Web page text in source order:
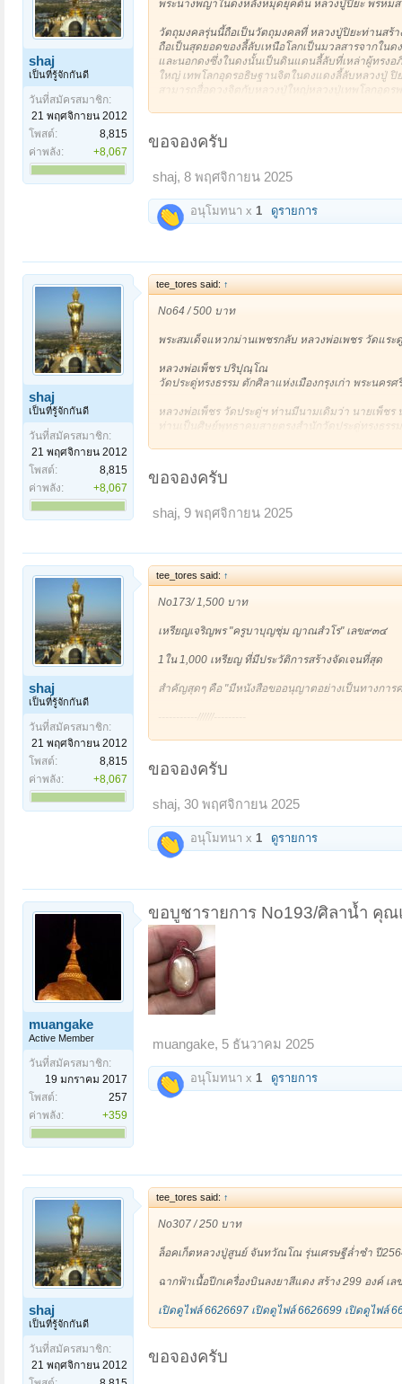
shaj
เป็นที่รู้จักกันดี
วันที่สมัครสมาชิก:
21 พฤศจิกายน 2012
โพสต์:
8,815
ค่าพลัง:
+8,067
พระนางพญาในดงหลังหมุดยุคต้น หลวงปู่ปิยะ พรหม
วัตถุมงคลรุ่นนี้ถือเป็นวัตถุมงคลที่ หลวงปู่ปิยะท่านสร้
ถือเป็นสุดยอดของลี้ลับเหนือโลกเป็นมวลสารจากใน
และนอกดงซึ่งในดงนั้นเป็นดินแดนลี้ลับที่เหล่าผู้ทรง
ใหญ่ เทพโลกอุดรอธิษฐานจิตในดงแดงลี้ลับหลวงปู่ ปิ
สามารถสื่อดวงจิตกับหลวงปู่ใหญ่หลวงปู่เทพโลกอุดร
นี้เป็นวัดที่มีเรื่องราวเล่าขานกันมายาวนานว่าครั้งหนึ่
แพร่และยืนยันว่าเหตุการณ์เหล่านี้เคยเกิดขึ้นจริงที่
ฉบับและยังมีผู้คนที่มีความเกี่ยวข้องกับพระอริยสงฆ์ลึ
คันธรัตฆราวาสศิษย์ในสายวิชาในดง ท่านก็ยืนยันกา
อุดรนำวัตถุมงคลเหล่านั้นไปอธิษฐานจิตปลุกเสกในโ
เปิดดูไฟล์ 6613386
ขอจองครับ
shaj, 8 พฤศจิกายน 2025
อนุโมทนา x 1 ดูรายการ
shaj
เป็นที่รู้จักกันดี
วันที่สมัครสมาชิก:
21 พฤศจิกายน 2012
โพสต์:
8,815
ค่าพลัง:
+8,067
tee_tores said: ↑
No64 / 500 บาท
พระสมเด็จแหวกม่านเพชรกลับ หลวงพ่อเพชร วัดแร
หลวงพ่อเพ็ชร ปริปุณฺโณ
วัดประดู่ทรงธรรม ตักศิลาแห่งเมืองกรุงเก่า พระนครศ
หลวงพ่อเพ็ชร วัดประดู่ฯ ท่านมีนามเดิมว่า นายเพ็
ท่านเป็นศิษย์พุทธาคมสายตรงสำนักวัดประดู่ทรงธร
บุญรอด , หลวงพ่อบุญนาค สีลสํวโร , หลวงพ่อสละ เถ
หลวงพ่อเพ็ชรท่านอุปสมบทโดยมี
อดีตเจ้าคณะจังหวัดพระนครศรีอยุธยา , อดีตเจ้าอาว
พระครูสีลสังวร (หลวงพ่อบุญนาค สีลสํวโร)
อดีตเจ้าอาวาสวัดประดู่ทรงธรรม รูปที่ ๙
เป็นพระกรรมวาจาจารย์
อดีตเจ้าคณะจังหวัดพระนครศรีอยุธยา , อดีตเจ้าอาว
เปี่ยมไปด้วยบุญ
หลวงพ่อเพ็ชรท่านจะอยู่คอยเป็นลูกมือช่วยหลวงพ่อ
ไสย สะเดาะเคราะห์ และหาของวัสดุอุปกรณ์รวมถึงม
ญาติโยมศิษยานุศิษย์ผู้ที่มีความเคารพศรัทธาที่ได้เดิ
ก๋งจาบ สุวรรณ ให้แก่หลวงพ่อเพ็ชรไว้ศึกษา เอาไว้
ครูบาอาจารย์โดยตรงของหลวงพ่อเพ็ชร
๑. หลวงพ่ออู๋ วัดประดู่ทรงธรรม
๒. หลวงพ่อบุญนาค วัดประดู่ทรงธรรม
๔. หลวงพ่อผูก วัดประดู่ทรงธรรม
๖. หลวงปู่หน่าย วัดบ้านแจ้ง
นี่คือเรื่องราวประวัติโดยย่อของพระอาจารย์ขลังศิษย์
อยู่มิให้สูญ มีนามว่า หลวงพ่อเพ็ชร ปริปุณฺโณ นั่นเอง
เปิดดูไฟล์ 6613952
ขอจองครับ
shaj, 9 พฤศจิกายน 2025
shaj
เป็นที่รู้จักกันดี
วันที่สมัครสมาชิก:
21 พฤศจิกายน 2012
โพสต์:
8,815
ค่าพลัง:
+8,067
tee_tores said: ↑
No173/ 1,500 บาท
เหรียญเจริญพร "ครูบาบุญชุ่ม ญาณสํวโร" เลข๙๓๔
1ใน 1,000 เหรียญ ที่มีประวัติการสร้างจัดเจนที่สุด
สำคัญสุดๆ คือ "มีหนังสือขออนุญาตอย่างเป็นทางการ
-----------//////---------
เป็นชื่อและสกุลเดิมของ "ครูบาบุญชุ่ม ญาณสํวโร" เ
๑๑ เดือน ๘ ขึ้น ๑๑ ค่ำ วันที่ ๙ เดือนพฤษภาคม พ.ศ.๒
เมื่อ พ.ศ.๒๕๑๗ ได้เข้ามาเป็นเด็กวัด โดยมีพ่อลุงทาเ
ท่านชอบสงบอยากบวชตั้งแต่อายุ ๔-๕ ขวบแล้ว ในสมั
สนามหญ้าโรงเรียน จนเพื่อนฝูงว่าท่านเป็นบ้า ใครจะว่
ท่านถือว่าได้ปฏิบัติตามแนวทางของพระพุทธเจ้า ปัจจุ
การจัดสร้างวัตถุมงคลของพระครูบาเจ้าบุญชุ่มญาณสํ
เพียงองค์เดียว
ส่วนมากจะเป็นการขออนุญาตปากเปล่า เมื่อท่านอนุ
อย่างไรก็ตามเมื่อวันที่ ๑๑ กรกฎาคม พ.ศ.๒๕๕๗ ได้มี
๒.คุณกิตติพงษ์สุประดิษฐ์ ณ อยุธยา (คุณต๊ะ) ๓. คุณตุ๊
โดยจัดทำการสร้าง "พระบูชารูปเหมือน ๕ นิ้ว ฐานพ
๑.ชุดกรรมการ จำนวน ๙ ชุด
๒.เนื้อเงิน จำนวน ๕๑ เหรียญ
๓.เนื้อฝาบาตรรมดำ จำนวน ๕,๐๐๐เหรียญ และ
๔.เนื้ออัลปาก้า จำนวน ๑,๐๐๐ เหรียญ
เพื่อให้พระครูบาบุญชุ่ม ญาณสํวโร ได้มอบให้ผู้มีจิตศรั
สาธารณรัฐแห่งสหภาพพม่า (เมียนมาร์)
ในการนี้นับว่าเป็นมหาความเมตตาอย่างยิ่งของพร
เจริญพรของท่านอย่างเป็นทางการครั้งแรก
ขอจองครับ
shaj, 30 พฤศจิกายน 2025
อนุโมทนา x 1 ดูรายการ
muangake
Active Member
วันที่สมัครสมาชิก:
19 มกราคม 2017
โพสต์:
257
ค่าพลัง:
+359
ขอบูชารายการ No193/ศิลาน้ำ คุ
muangake, 5 ธันวาคม 2025
อนุโมทนา x 1 ดูรายการ
shaj
เป็นที่รู้จักกันดี
วันที่สมัครสมาชิก:
21 พฤศจิกายน 2012
tee_tores said: ↑
No307 / 250 บาท
ล็อคเก็ตหลวงปู่สูนย์ จันทวัณโณ รุ่นเศรษฐีล่ำซำ ปี
ฉากฟ้าเนื้อปีกเครื่องบินลงยาสีแดง สร้าง 299 องค์ เล
เปิดดูไฟล์ 6626697 เปิดดูไฟล์ 6626699 เปิดดูไฟล์
ขอจองครับ